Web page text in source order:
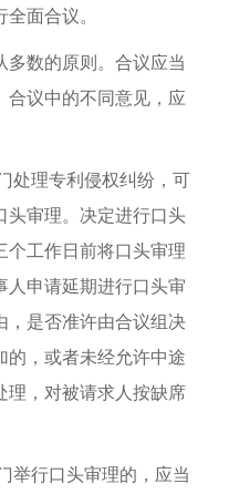
面合议。
数的原则。合议应当
议中的不同意见，应
处理专利侵权纠纷，可
头审理。决定进行口头
工作日前将口头审理
人申请延期进行口头审
，是否准许由合议组决
的，或者未经允许中途
理，对被请求人按缺席
举行口头审理的，应当